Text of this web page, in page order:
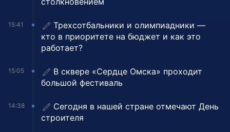
15:41
Трехсотбальники и олимпиадники —
кто в приоритете на бюджет и как это
работает?
15:05
В сквере «Сердце Омска» проходит
большой фестиваль
14:38
Сегодня в нашей стране отмечают День
строителя